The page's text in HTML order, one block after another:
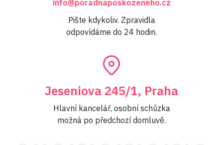
info@poradnaposkozeneho.cz
Pište kdykoliv. Zpravidla
odpovídáme do 24 hodin.
Jeseniova 245/1, Praha
Hlavní kancelář, osobní schůzka
možná po předchozí domluvě.